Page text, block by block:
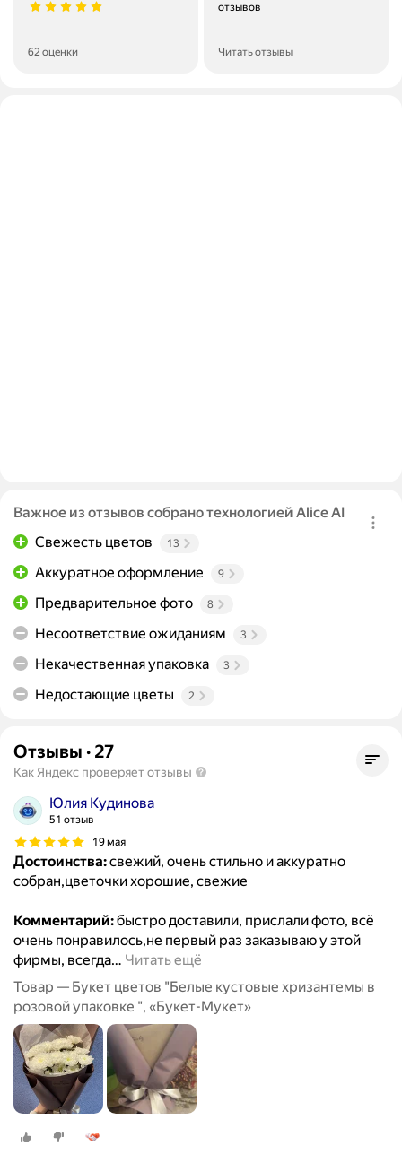
62 оценки
отзывов
Читать отзывы
Важное из отзывов собрано технологией Alice AI
Свежесть цветов
13
Аккуратное оформление 9
Предварительное фото 8
Несоответствие ожиданиям 3
Некачественная упаковка 3
Недостающие цветы 2
Отзывы · 27
Как Яндекс проверяет отзывы
Юлия Кудинова
51 отзыв
19 мая
Достоинства:свежий, очень стильно и аккуратно
собран,цветочки хорошие, свежие
Комментарий:быстро доставили, прислали фото, всё
очень понравилось,не первый раз заказываю у этой
фирмы, всегда… Читать ещё
Товар — Букет цветов "Белые кустовые хризантемы в
розовой упаковке ", «Букет-Мукет»